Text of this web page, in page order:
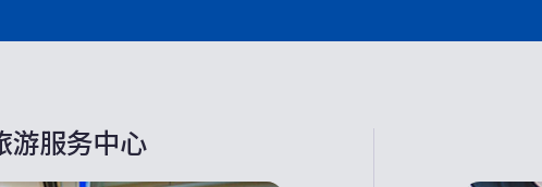
游服务中心